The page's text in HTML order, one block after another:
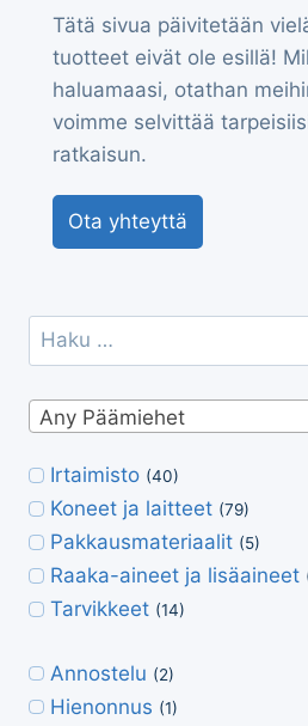
Tätä sivua päivitetään
tuotteet eivät ole esillä!
haluamaasi, otathan
voimme selvittää
ratkaisun.
Ota yhteyttä
Haku:
Any Päämiehet
Irtaimisto (40)
Koneet ja laitteet (79)
Pakkausmateriaalit (5)
Raaka-aineet ja lisäaineet
Tarvikkeet (14)
Annostelu (2)
Hienonnus (1)